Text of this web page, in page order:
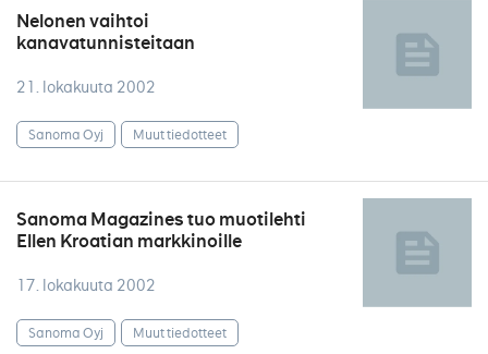
Nelonen vaihtoi
kanavatunnisteitaan
21. lokakuuta 2002
Sanoma Oyj Muut tiedotteet
Sanoma Magazines tuo muotilehti
Ellen Kroatian markkinoille
17. lokakuuta 2002
Sanoma Oyj Muut tiedotteet